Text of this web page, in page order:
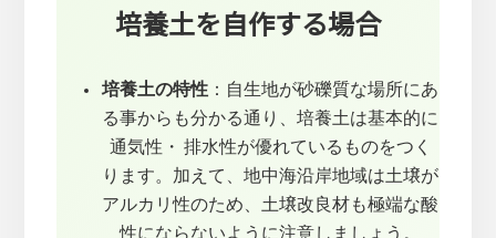
培養土を自作する場合
培養土の特性 ：自生地が砂礫質な場所にあ
る事からも分かる通り、培養土は基本的に
通気性・ 排水性が優れているものをつく
ります。加えて、地中海沿岸地域は土壌が
アルカリ性のため、土壌改良材も極端な酸
性にならないように注意しましょう。